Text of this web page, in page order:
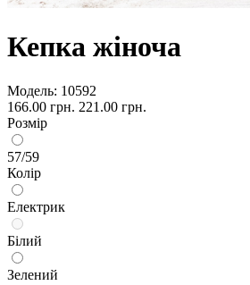
Кепка жіноча
Модель: 10592
166.00 грн. 221.00 грн.
Розмір
57/59
Колір
Електрик
Білий
Зелений